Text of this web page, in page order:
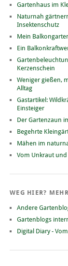
Gartenhaus im
Naturnah
Insektenschutz
Mein
Ein
Kerzenschein
Weniger gießen,
Alltag
Gastartikel:
Einsteiger
Der Gartenzaun
Begehrte
Mähen im
Vom Unkraut
WEG HIER?
Andere
Gartenblogs
Digital Diary -